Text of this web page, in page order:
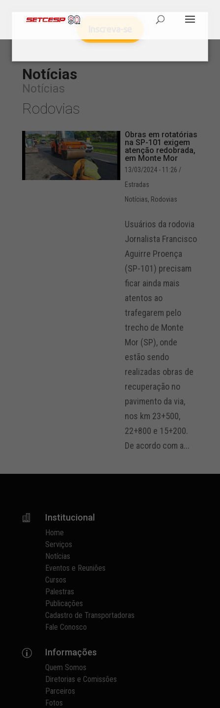
Notícias
Notícias
Rodovias
Obras em rotatórias
na SP-101 exigem
atenção redobrada,
em Monte Mor
13/03/2024 - 11:26 /
Estradas
Notícias, Rodovias
Usuários da rodovia
Jornalista Francisco
Aguirre Proença
(SP-101) precisam
ficar ainda mais
atentos ao
trafegarem pelo
trecho de Monte
Mor (SP), onde
estão sendo
realizadas obras de
recuperação no
pavimento da via,
nos km 23+500,
22+800 e 15+200.
De acordo com a...
 Institucional
Home
Serviços
Notícias
Eventos e Reuniões
Cursos
Palestras
Publicações
Cadastro de Transportadoras
Fale Conosco
p Informações
Quem Somos
Diretorias e Comissões
Parceiros
Fotos